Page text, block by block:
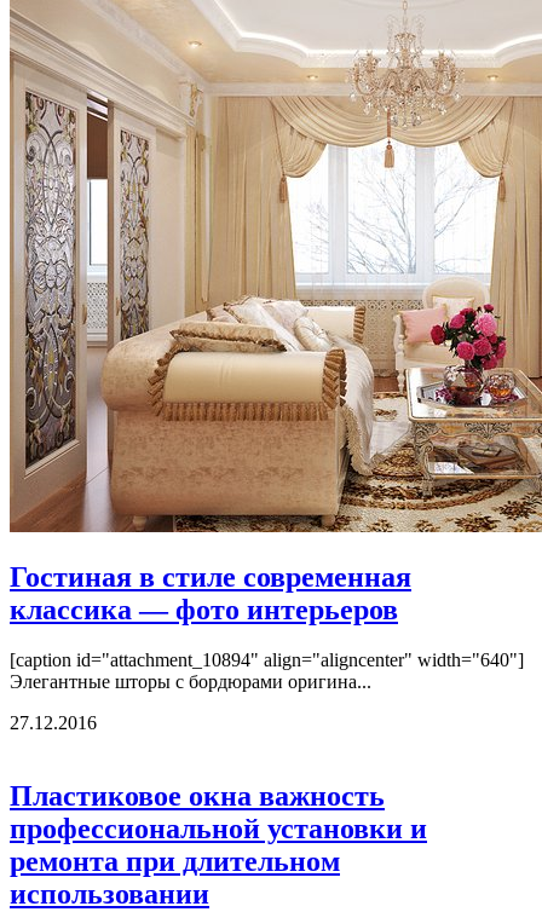
Гостиная в стиле современная
классика — фото интерьеров
[caption id="attachment_10894" align="aligncenter" width="640"]
Элегантные шторы с бордюрами оригина...
27.12.2016
Пластиковое окна важность
профессиональной установки и
ремонта при длительном
использовании